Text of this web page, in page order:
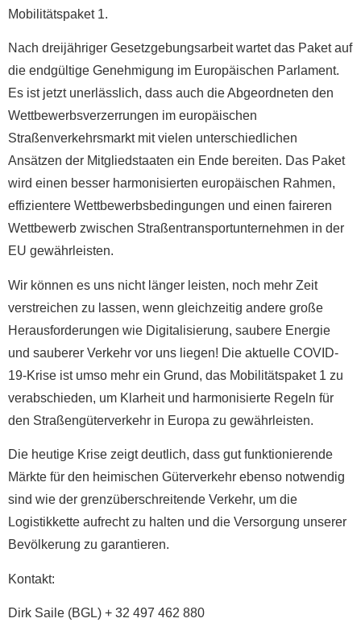
Mobilitätspaket 1.
Nach dreijähriger Gesetzgebungsarbeit wartet das Paket auf
die endgültige Genehmigung im Europäischen Parlament.
Es ist jetzt unerlässlich, dass auch die Abgeordneten den
Wettbewerbsverzerrungen im europäischen
Straßenverkehrsmarkt mit vielen unterschiedlichen
Ansätzen der Mitgliedstaaten ein Ende bereiten. Das Paket
wird einen besser harmonisierten europäischen Rahmen,
effizientere Wettbewerbsbedingungen und einen faireren
Wettbewerb zwischen Straßentransportunternehmen in der
EU gewährleisten.
Wir können es uns nicht länger leisten, noch mehr Zeit
verstreichen zu lassen, wenn gleichzeitig andere große
Herausforderungen wie Digitalisierung, saubere Energie
und sauberer Verkehr vor uns liegen! Die aktuelle COVID-
19-Krise ist umso mehr ein Grund, das Mobilitätspaket 1 zu
verabschieden, um Klarheit und harmonisierte Regeln für
den Straßengüterverkehr in Europa zu gewährleisten.
Die heutige Krise zeigt deutlich, dass gut funktionierende
Märkte für den heimischen Güterverkehr ebenso notwendig
sind wie der grenzüberschreitende Verkehr, um die
Logistikkette aufrecht zu halten und die Versorgung unserer
Bevölkerung zu garantieren.
Kontakt:
Dirk Saile (BGL) + 32 497 462 880